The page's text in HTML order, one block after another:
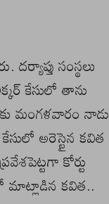
సంస్థలు
కేసులో తాను
మంగళవారం నాడు
అరెస్టైన కవిత
కోర్టు
మాట్లాడిన కవిత..